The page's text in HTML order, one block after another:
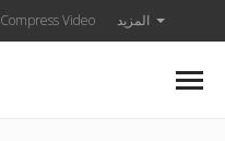
Compress Video المزيد